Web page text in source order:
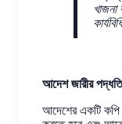
আদেশ জারীর
আদেশের একটি কপি